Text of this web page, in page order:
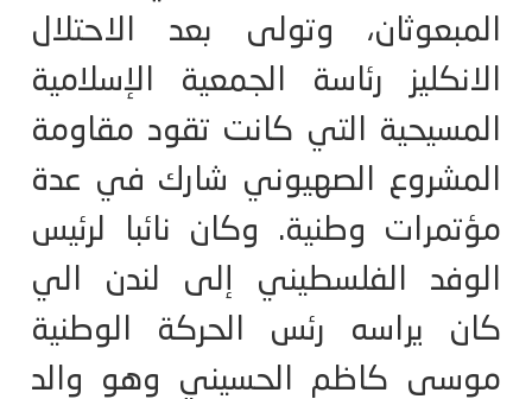
المبعوثان، وتولى بعد الاحتلال
الانكليز رئاسة الجمعية الإسلامية
المسيحية التي كانت تقود مقاومة
المشروع الصهيوني شارك في عدة
مؤتمرات وطنية. وكان نائبا لرئيس
الوفد الفلسطيني إلى لندن الي
كان يراسه رئس الحركة الوطنية
موسى كاظم الحسيني وهو والد